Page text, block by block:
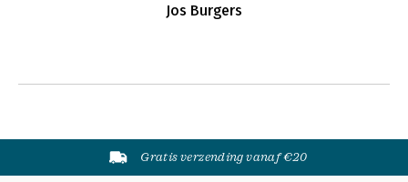
Jos Burgers
Gratis verzending vanaf €20